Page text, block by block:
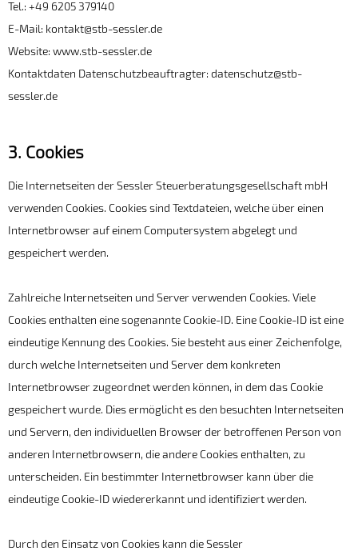
Tel.: +49 6205 379140
E-Mail: kontakt@stb-sessler.de
Website: www.stb-sessler.de
Kontaktdaten Datenschutzbeauftragter: datenschutz@stb-
sessler.de
3. Cookies
Die Internetseiten der Sessler Steuerberatungsgesellschaft mbH
verwenden Cookies. Cookies sind Textdateien, welche über einen
Internetbrowser auf einem Computersystem abgelegt und
gespeichert werden.
Zahlreiche Internetseiten und Server verwenden Cookies. Viele
Cookies enthalten eine sogenannte Cookie-ID. Eine Cookie-ID ist eine
eindeutige Kennung des Cookies. Sie besteht aus einer Zeichenfolge,
durch welche Internetseiten und Server dem konkreten
Internetbrowser zugeordnet werden können, in dem das Cookie
gespeichert wurde. Dies ermöglicht es den besuchten Internetseiten
und Servern, den individuellen Browser der betroffenen Person von
anderen Internetbrowsern, die andere Cookies enthalten, zu
unterscheiden. Ein bestimmter Internetbrowser kann über die
eindeutige Cookie-ID wiedererkannt und identifiziert werden.
Durch den Einsatz von Cookies kann die Sessler